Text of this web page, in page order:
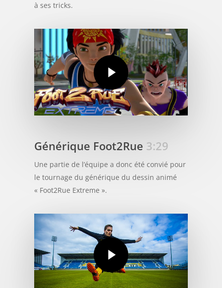
à ses tricks.
Générique Foot2Rue 3:29
Une partie de l’équipe a donc été convié pour
le tournage du générique du dessin animé
« Foot2Rue Extreme ».